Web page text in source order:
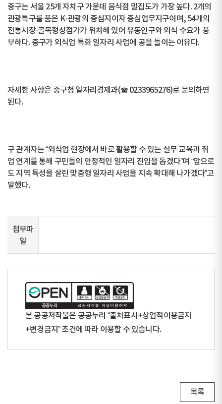
중구는 서울 25개 자치구 가운데 음식점 밀집도가 가장 높다. 2개의
관광특구를 품은 K-관광의 중심지이자 중심업무지구이며, 54개의
전통시장·골목형상점가가 위치해 있어 유동인구와 외식 수요가 풍
부하다. 중구가 외식업 특화 일자리 사업에 공을 들이는 이유다.
자세한 사항은 중구청 일자리경제과(☎ 02­3396­5276)로 문의하면
된다.
구 관계자는 “외식업 현장에서 바로 활용할 수 있는 실무 교육과 취
업 연계를 통해 구민들의 안정적인 일자리 진입을 돕겠다”며 “앞으로
도 지역 특성을 살린 맞춤형 일자리 사업을 지속 확대해 나가겠다”고
말했다.
첨부파
일
본 공공저작물은 공공누리 “출처표시+상업적이용금지
+변경금지” 조건에 따라 이용할 수 있습니다.
목록